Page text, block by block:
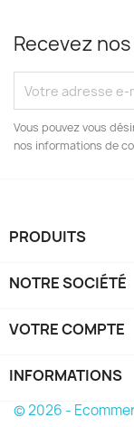
Recevez
Vous pouvez vous
nos informations de
PRODUITS
NOTRE SOCIÉTÉ
VOTRE COMPTE
INFORMATIONS
© 2026 -